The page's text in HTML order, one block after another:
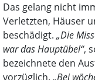
Das gelang nicht
Verletzten, Häuser
beschädigt. „Die
war das Hauptübel“,
bezeichnete den
vorzüglich. „Bei